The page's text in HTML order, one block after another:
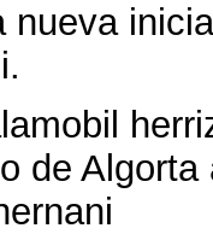
nueva
de